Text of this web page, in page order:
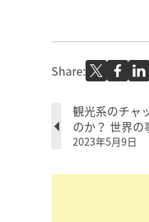
Share:
観光系のチャ
のか？ 世界の
2023年5月9日